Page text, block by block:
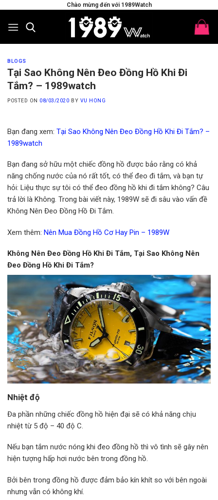
content
Chào mừng đến với 1989Watch
BLOGS
Tại Sao Không Nên Đeo Đồng Hồ Khi Đi
Tắm? – 1989watch
POSTED ON 08/03/2020 BY VU HONG
Bạn đang xem: Tại Sao Không Nên Đeo Đồng Hồ Khi Đi Tắm? –
1989watch
Bạn đang sở hữu một chiếc đồng hồ được bảo rằng có khả
năng chống nước của nó rất tốt, có thể đeo đi tắm, và bạn tự
hỏi: Liệu thực sự tôi có thể đeo đồng hồ khi đi tắm không? Câu
trả lời là Không. Trong bài viết này, 1989W sẽ đi sâu vào vấn đề
Không Nên Đeo Đồng Hồ Đi Tắm.
Xem thêm: Nên Mua Đồng Hồ Cơ Hay Pin – 1989W
Không Nên Đeo Đồng Hồ Khi Đi Tắm, Tại Sao Không Nên
Đeo Đồng Hồ Khi Đi Tắm?
Nhiệt độ
Đa phần những chiếc đồng hồ hiện đại sẽ có khả năng chịu
nhiệt từ 5 độ – 40 độ C.
Nếu bạn tắm nước nóng khi đeo đồng hồ thì vô tình sẽ gây nên
hiện tượng hấp hơi nước bên trong đồng hồ.
Bởi bên trong đồng hồ được đảm bảo kín khít so với bên ngoài
nhưng vẫn có không khí.